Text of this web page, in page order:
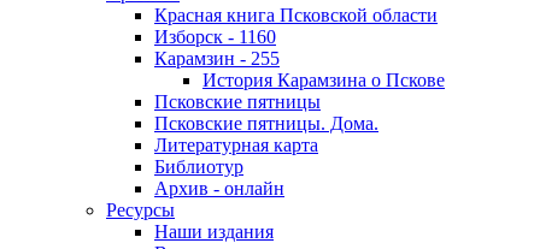
Красная книга Псковской области
Изборск - 1160
Карамзин - 255
История Карамзина о Пскове
Псковские пятницы
Псковские пятницы. Дома.
Литературная карта
Библиотур
Архив - онлайн
Ресурсы
Наши издания